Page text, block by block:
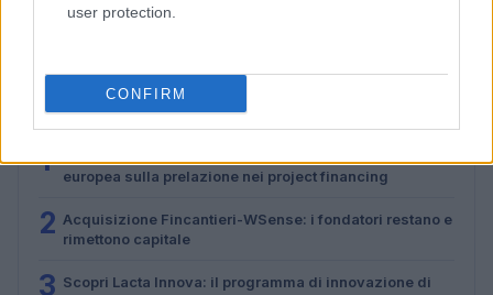
user protection.
CONFIRM
Martina Marchesi · 5 Lug 2026
PIÙ LETTI
1
europea sulla prelazione nei project financing
2 Acquisizione Fincantieri-WSense: i fondatori restano e
rimettono capitale
3 Scopri Lacta Innova: il programma di innovazione di